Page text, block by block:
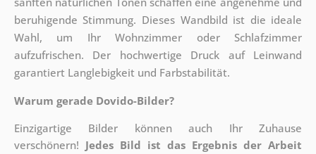
beruhigende Stimmung. Dieses Wandbild ist die ideale
Wahl, um Ihr Wohnzimmer oder Schlafzimmer
aufzufrischen. Der hochwertige Druck auf Leinwand
garantiert Langlebigkeit und Farbstabilität.
Warum gerade Dovido-Bilder?
Einzigartige Bilder können auch Ihr Zuhause
verschönern! Jedes Bild ist das Ergebnis der Arbeit